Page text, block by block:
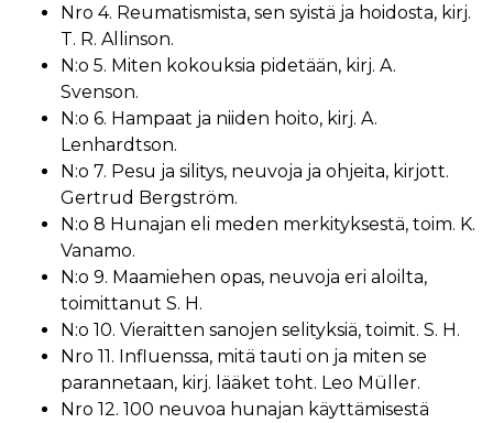
Nro 4. Reumatismista, sen syistä ja hoidosta, kirj.
T. R. Allinson.
N:o 5. Miten kokouksia pidetään, kirj. A.
Svenson.
N:o 6. Hampaat ja niiden hoito, kirj. A.
Lenhardtson.
N:o 7. Pesu ja silitys, neuvoja ja ohjeita, kirjott.
Gertrud Bergström.
N:o 8 Hunajan eli meden merkityksestä, toim. K.
Vanamo.
N:o 9. Maamiehen opas, neuvoja eri aloilta,
toimittanut S. H.
N:o 10. Vieraitten sanojen selityksiä, toimit. S. H.
Nro 11. Influenssa, mitä tauti on ja miten se
parannetaan, kirj. lääket toht. Leo Müller.
Nro 12. 100 neuvoa hunajan käyttämisestä